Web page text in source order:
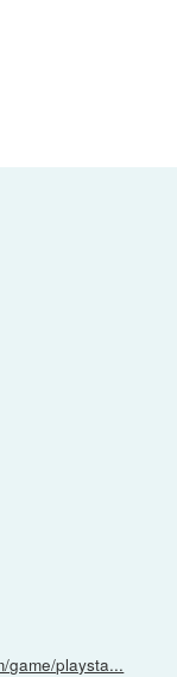
game/playsta...